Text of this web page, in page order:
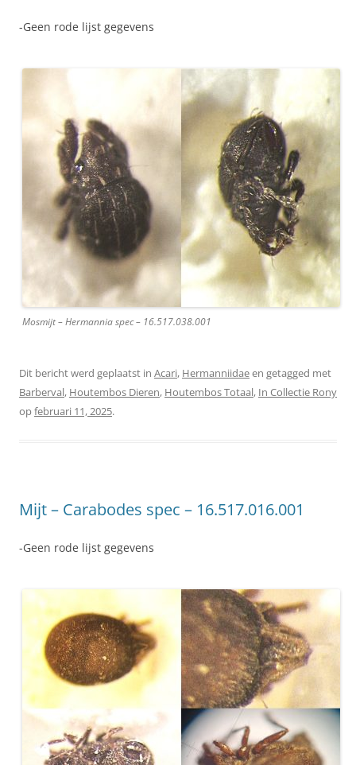
-Geen rode lijst gegevens
Mosmijt – Hermannia spec – 16.517.038.001
Dit bericht werd geplaatst in Acari, Hermanniidaeen getagged met
Barberval, Houtembos Dieren, Houtembos Totaal, In Collectie Rony
opfebruari 11, 2025.
Mijt – Carabodes spec – 16.517.016.001
-Geen rode lijst gegevens